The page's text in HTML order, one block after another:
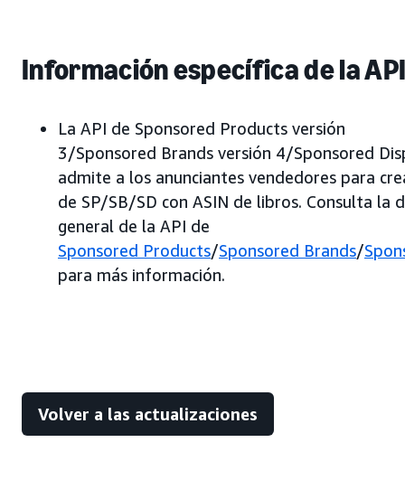
Información específica de la
La API de Sponsored Products versión
3/Sponsored Brands versión 4/Sponsored
admite a los anunciantes vendedores para
de SP/SB/SD con ASIN de libros. Consulta la
general de la API de
Sponsored Products/Sponsored Brands/
para más información.
Volver a las actualizaciones